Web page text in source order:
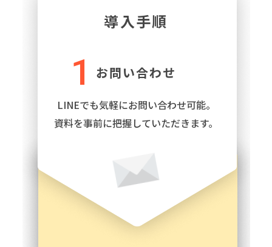
1 お問い合わせ
LINEでも気軽にお問い合わせ可能。
資料を事前に把握していただきます。